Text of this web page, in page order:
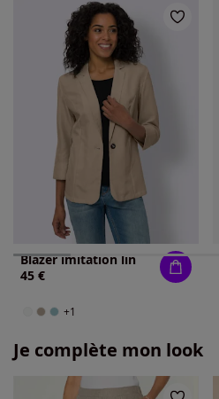
Blazer imitation lin
45 €
+1
Je complète mon look